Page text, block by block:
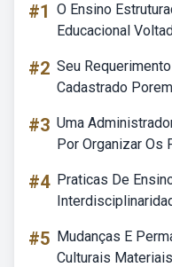
#1 O Ensino
Educacional
#2 Seu
Cadastrado
#3 Uma
Por Organizar Os
#4 Praticas De
#5 Mudanças E
Culturais